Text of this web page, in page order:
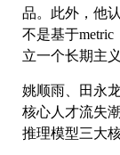
品。此外，他
不是基于
立一个长期主
姚顺雨、田永
核心人才流失
推理模型三大